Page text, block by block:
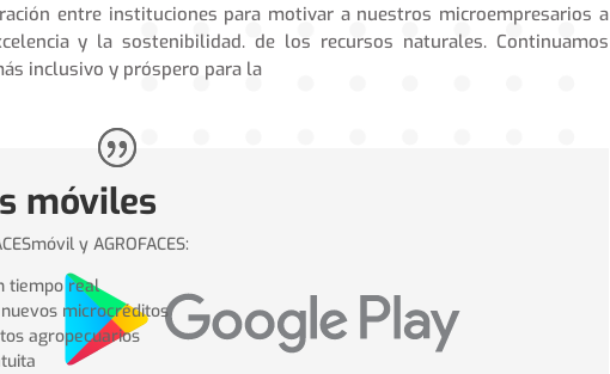
entre instituciones para motivar a nuestros microempresarios a
y la sostenibilidad. de los recursos naturales. Continuamos
inclusivo y próspero para la
móviles
y AGROFACES:
tiempo real
microcréditos
agropecuarios